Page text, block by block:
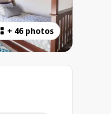
+ 46 photos